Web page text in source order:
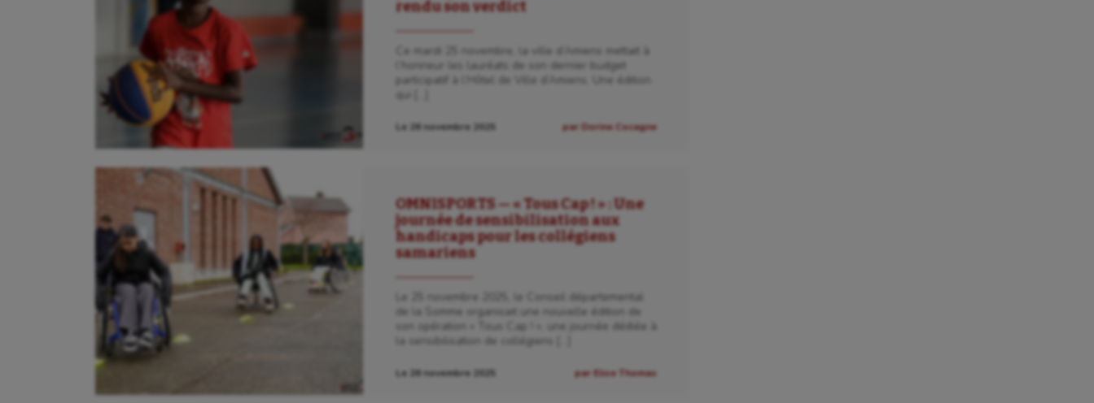
rendu son verdict
Ce mardi 25 novembre, la ville d’Amiens mettait à
l’honneur les lauréats de son dernier budget
participatif à l’Hôtel de Ville d’Amiens. Une édition
qui […]
Le 26 novembre 2025 par Dorine Cocagne
OMNISPORTS — « Tous Cap ! » : Une
journée de sensibilisation aux
handicaps pour les collégiens
samariens
Le 25 novembre 2025, le Conseil départemental
de la Somme organisait une nouvelle édition de
son opération « Tous Cap ! », une journée dédiée à
la sensibilisation de collégiens […]
Le 26 novembre 2025 par Elise Thomas